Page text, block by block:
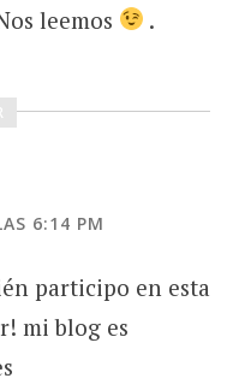
leemos
.
6:14 PM
participo en esta
mi blog es